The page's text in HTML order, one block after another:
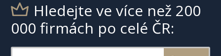
Hledejte ve více než 200
000 firmách po celé ČR: